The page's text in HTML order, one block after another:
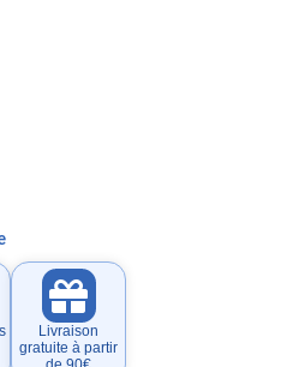
Livraison
gratuite à partir